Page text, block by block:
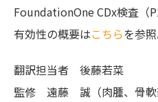
FoundationOne CDx検査（
有効性の概要はこちらを参照
翻訳担当者 後藤若菜
監修 遠藤 誠（肉腫、骨